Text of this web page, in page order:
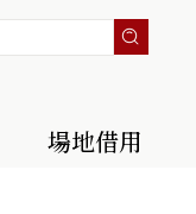
場地借用